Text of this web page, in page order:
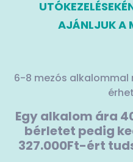
AJÁNLJUK A
6-8 mezós
Egy alkalom ára
bérletet pedig
327.000Ft-ért